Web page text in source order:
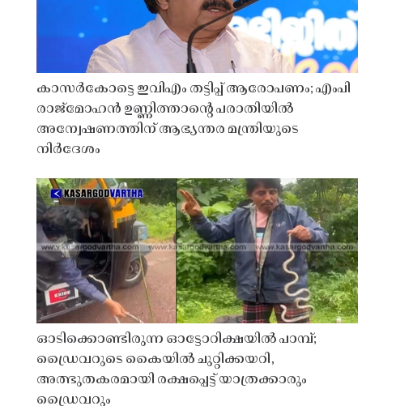
കാസർകോട്ടെ ഇവിഎം തട്ടിപ്പ് ആരോപണം; എംപി
രാജ്‌മോഹൻ ഉണ്ണിത്താന്റെ പരാതിയിൽ
അന്വേഷണത്തിന് ആഭ്യന്തര മന്ത്രിയുടെ
നിർദേശം
ഓടിക്കൊണ്ടിരുന്ന ഓട്ടോറിക്ഷയിൽ പാമ്പ്;
ഡ്രൈവറുടെ കൈയിൽ ചുറ്റിക്കയറി,
അത്ഭുതകരമായി രക്ഷപ്പെട്ട് യാത്രക്കാരും
ഡ്രൈവറും